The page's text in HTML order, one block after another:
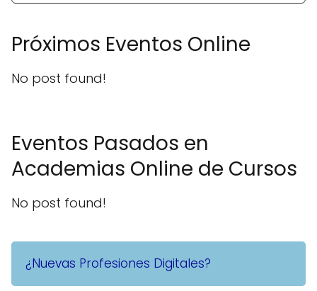
Próximos Eventos Online
No post found!
Eventos Pasados en
Academias Online de Cursos
No post found!
¿Nuevas Profesiones Digitales?